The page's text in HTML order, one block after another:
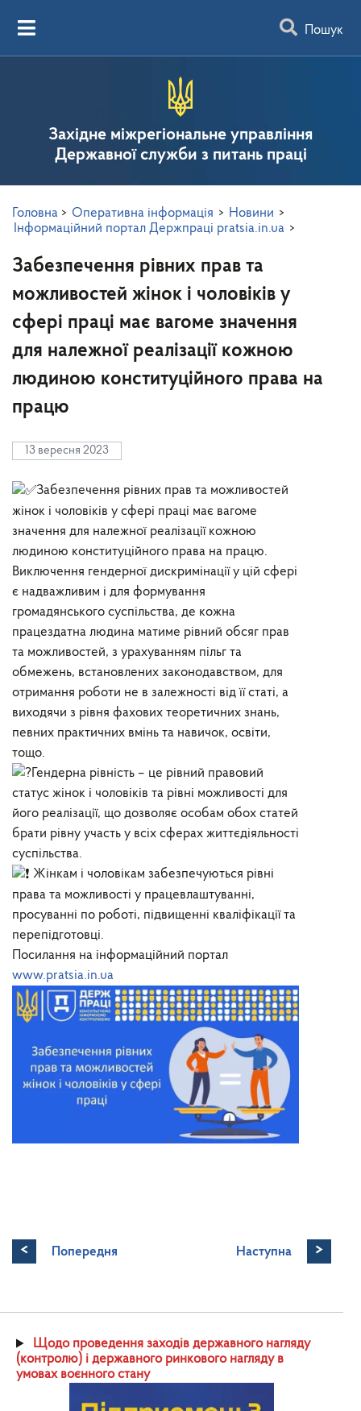
Пошук
Західне міжрегіональне управління
Державної служби з питань праці
Головна > Оперативна інформація > Новини >
Інформаційний портал Держпраці pratsia.in.ua >
Забезпечення рівних прав та
можливостей жінок і чоловіків у
сфері праці має вагоме значення
для належної реалізації кожною
людиною конституційного права на
працю
13 вересня 2023
Забезпечення рівних прав та можливостей
жінок і чоловіків у сфері праці має вагоме
значення для належної реалізації кожною
людиною конституційного права на працю.
Виключення гендерної дискримінації у цій сфері
є надважливим і для формування
громадянського суспільства, де кожна
працездатна людина матиме рівний обсяг прав
та можливостей, з урахуванням пільг та
обмежень, встановлених законодавством, для
отримання роботи не в залежності від її статі, а
виходячи з рівня фахових теоретичних знань,
певних практичних вмінь та навичок, освіти,
тощо.
Гендерна рівність – це рівний правовий
статус жінок і чоловіків та рівні можливості для
його реалізації, що дозволяє особам обох статей
брати рівну участь у всіх сферах життєдіяльності
суспільства.
Жінкам і чоловікам забезпечуються рівні
права та можливості у працевлаштуванні,
просуванні по роботі, підвищенні кваліфікації та
перепідготовці.
Посилання на інформаційний портал
www.pratsia.in.ua
< Попередня Наступна >
Щодо проведення заходів державного нагляду
(контролю) і державного ринкового нагляду в
умовах воєнного стану